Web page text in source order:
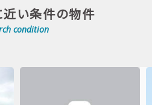
近い条件の物件
condition